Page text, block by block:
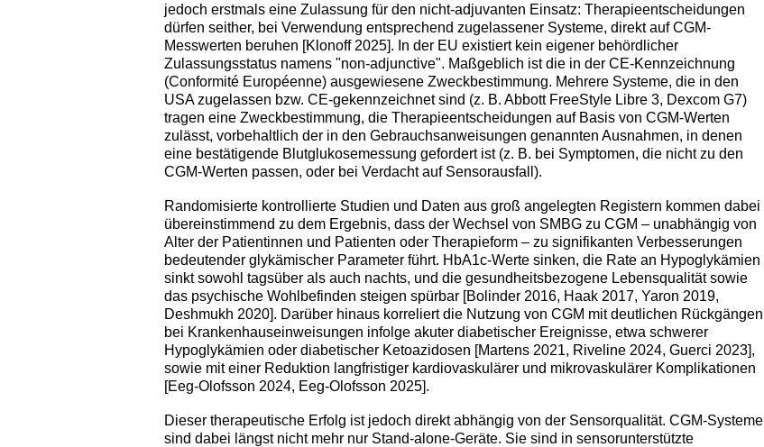
jedoch erstmals eine Zulassung für den nicht-adjuvanten Einsatz: Therapieentscheidungen
dürfen seither, bei Verwendung entsprechend zugelassener Systeme, direkt auf CGM-
Messwerten beruhen [Klonoff 2025]. In der EU existiert kein eigener behördlicher
Zulassungsstatus namens "non-adjunctive". Maßgeblich ist die in der CE-Kennzeichnung
(Conformité Européenne) ausgewiesene Zweckbestimmung. Mehrere Systeme, die in den
USA zugelassen bzw. CE-gekennzeichnet sind (z. B. Abbott FreeStyle Libre 3, Dexcom G7)
tragen eine Zweckbestimmung, die Therapieentscheidungen auf Basis von CGM-Werten
zulässt, vorbehaltlich der in den Gebrauchsanweisungen genannten Ausnahmen, in denen
eine bestätigende Blutglukosemessung gefordert ist (z. B. bei Symptomen, die nicht zu den
CGM-Werten passen, oder bei Verdacht auf Sensorausfall).
Randomisierte kontrollierte Studien und Daten aus groß angelegten Registern kommen dabei
übereinstimmend zu dem Ergebnis, dass der Wechsel von SMBG zu CGM – unabhängig von
Alter der Patientinnen und Patienten oder Therapieform – zu signifikanten Verbesserungen
bedeutender glykämischer Parameter führt. HbA1c‐Werte sinken, die Rate an Hypoglykämien
sinkt sowohl tagsüber als auch nachts, und die gesundheitsbezogene Lebensqualität sowie
das psychische Wohlbefinden steigen spürbar [Bolinder 2016, Haak 2017, Yaron 2019,
Deshmukh 2020]. Darüber hinaus korreliert die Nutzung von CGM mit deutlichen Rückgängen
bei Krankenhauseinweisungen infolge akuter diabetischer Ereignisse, etwa schwerer
Hypoglykämien oder diabetischer Ketoazidosen [Martens 2021, Riveline 2024, Guerci 2023],
sowie mit einer Reduktion langfristiger kardiovaskulärer und mikrovaskulärer Komplikationen
[Eeg-Olofsson 2024, Eeg-Olofsson 2025].
Dieser therapeutische Erfolg ist jedoch direkt abhängig von der Sensorqualität. CGM-Systeme
sind dabei längst nicht mehr nur Stand-alone-Geräte. Sie sind in sensorunterstützte